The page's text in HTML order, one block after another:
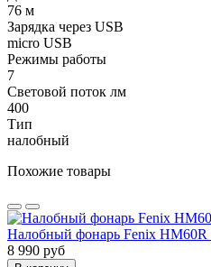
76 м
Зарядка через USB
micro USB
Режимы работы
7
Световой поток лм
400
Тип
налобный
Похожие товары
Налобный фонарь Fenix HM60R
8 990 руб